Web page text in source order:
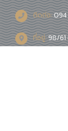
ติดต่อ:094
ที่อยู่:98/61
ประชาราษฎร์